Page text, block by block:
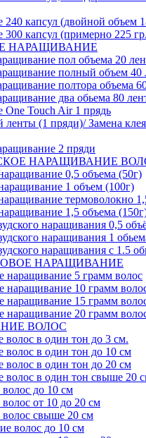
капсул (двойной объем
капсул (примерно 225
НАРАЩИВАНИЕ
пол объема 20
полный объем 40
полтора объема
два обьема 80
Touch Air 1 прядь
ленты (1 пряди)/ Замена
2 пряди
НАРАЩИВАНИЕ
0,5 объема (50г)
1 объем (100г)
термоволокно
1,5 объема
наращивания 0,5
наращивания 1
наращивания с 1.5
НАРАЩИВАНИЕ
наращивание 5 грамм волос
наращивание 10 грамм
наращивание 15 грамм
наращивание 20 грамм
ВОЛОС
в один тон до 3 см.
в один тон до 10 см
в один тон до 20 см
волос в один тон свыше 20
до 10 см
от 10 до 20 см
свыше 20 см
волос до 10 см